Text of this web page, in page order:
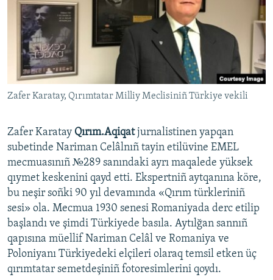
Zafer Karatay, Qırımtatar Milliy Meclisiniñ Türkiye vekili
Zafer Karatay Qırım.Aqiqatjurnalistinen yapqan
subetinde Nariman Celâlnıñ tayin etilüvine EMEL
mecmuasınıñ №289 sanındaki ayrı maqalede yüksek
qıymet keskenini qayd etti. Ekspertniñ aytqanına köre,
bu neşir soñki 90 yıl devamında «Qırım türkleriniñ
sesi» ola. Mecmua 1930 senesi Romaniyada derc etilip
başlandı ve şimdi Türkiyede basıla. Aytılğan sannıñ
qapısına müellif Nariman Celâl ve Romaniya ve
Poloniyanı Türkiyedeki elçileri olaraq temsil etken üç
qırımtatar semetdeşiniñ fotoresimlerini qoydı.